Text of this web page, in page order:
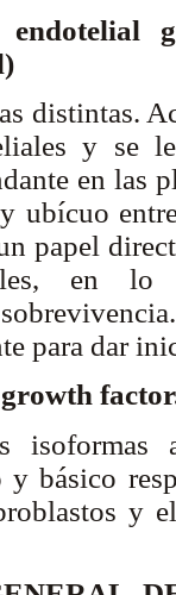
endotelial
distintas.
y se
en las
ubícuo
papel
en lo
para dar
básico
y